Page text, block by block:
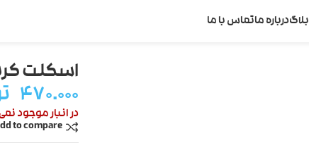
بلاگدرباره ماتماس با ما
اسکلت
۴۷۰.۰۰۰
در انبار موجود
to compare